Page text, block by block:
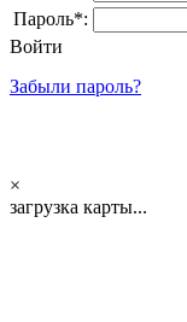
Пароль*:
Войти
Забыли пароль?
×
загрузка карты...